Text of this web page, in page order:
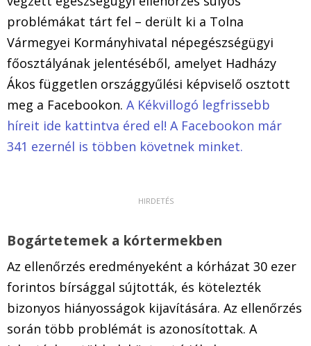
problémákat tárt fel – derült ki a Tolna
Vármegyei Kormányhivatal népegészségügyi
főosztályának jelentéséből, amelyet Hadházy
Ákos független országgyűlési képviselő osztott
meg a Facebookon. A Kékvillogó legfrissebb
híreit ide kattintva éred el! A Facebookon már
341 ezernél is többen követnek minket.
Bogártetemek a kórtermekben
Az ellenőrzés eredményeként a kórházat 30 ezer
forintos bírsággal sújtották, és kötelezték
bizonyos hiányosságok kijavítására. Az ellenőrzés
során több problémát is azonosítottak. A